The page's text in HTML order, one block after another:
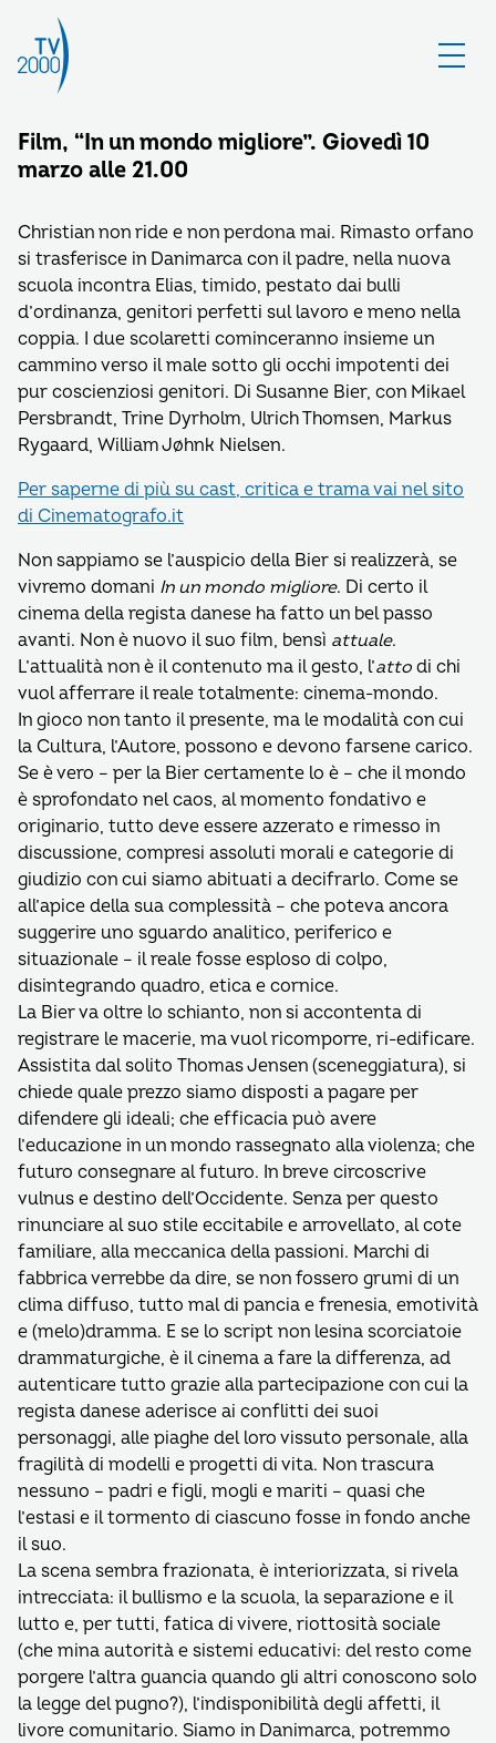
Film, “In un mondo migliore”. Giovedì 10
marzo alle 21.00
Christian non ride e non perdona mai. Rimasto orfano
si trasferisce in Danimarca con il padre, nella nuova
scuola incontra Elias, timido, pestato dai bulli
d’ordinanza, genitori perfetti sul lavoro e meno nella
coppia. I due scolaretti cominceranno insieme un
cammino verso il male sotto gli occhi impotenti dei
pur coscienziosi genitori. Di Susanne Bier, con Mikael
Persbrandt, Trine Dyrholm, Ulrich Thomsen, Markus
Rygaard, William Jøhnk Nielsen.
Per saperne di più su cast, critica e trama vai nel sito
di Cinematografo.it
Non sappiamo se l’auspicio della Bier si realizzerà, se
vivremo domani In un mondo migliore. Di certo il
cinema della regista danese ha fatto un bel passo
avanti. Non è nuovo il suo film, bensì attuale.
L’attualità non è il contenuto ma il gesto, l’atto di chi
vuol afferrare il reale totalmente: cinema-mondo.
In gioco non tanto il presente, ma le modalità con cui
la Cultura, l’Autore, possono e devono farsene carico.
Se è vero – per la Bier certamente lo è – che il mondo
è sprofondato nel caos, al momento fondativo e
originario, tutto deve essere azzerato e rimesso in
discussione, compresi assoluti morali e categorie di
giudizio con cui siamo abituati a decifrarlo. Come se
all’apice della sua complessità – che poteva ancora
suggerire uno sguardo analitico, periferico e
situazionale – il reale fosse esploso di colpo,
disintegrando quadro, etica e cornice.
La Bier va oltre lo schianto, non si accontenta di
registrare le macerie, ma vuol ricomporre, ri-edificare.
Assistita dal solito Thomas Jensen (sceneggiatura), si
chiede quale prezzo siamo disposti a pagare per
difendere gli ideali; che efficacia può avere
l’educazione in un mondo rassegnato alla violenza; che
futuro consegnare al futuro. In breve circoscrive
vulnus e destino dell’Occidente. Senza per questo
rinunciare al suo stile eccitabile e arrovellato, al cote
familiare, alla meccanica della passioni. Marchi di
fabbrica verrebbe da dire, se non fossero grumi di un
clima diffuso, tutto mal di pancia e frenesia, emotività
e (melo)dramma. E se lo script non lesina scorciatoie
drammaturgiche, è il cinema a fare la differenza, ad
autenticare tutto grazie alla partecipazione con cui la
regista danese aderisce ai conflitti dei suoi
personaggi, alle piaghe del loro vissuto personale, alla
fragilità di modelli e progetti di vita. Non trascura
nessuno – padri e figli, mogli e mariti – quasi che
l’estasi e il tormento di ciascuno fosse in fondo anche
il suo.
La scena sembra frazionata, è interiorizzata, si rivela
intrecciata: il bullismo e la scuola, la separazione e il
lutto e, per tutti, fatica di vivere, riottosità sociale
(che mina autorità e sistemi educativi: del resto come
porgere l’altra guancia quando gli altri conoscono solo
la legge del pugno?), l’indisponibilità degli affetti, il
livore comunitario. Siamo in Danimarca, potremmo